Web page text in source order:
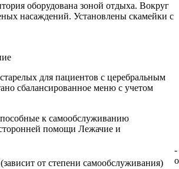
оборудована зоной отдыха. Вокруг
насаждений. Установлены скамейки с
для пациентов с церебральным
сбалансированное меню с учетом
к самообслуживанию
помощи Лежачие и
(зависит от степени самообслуживания)
-